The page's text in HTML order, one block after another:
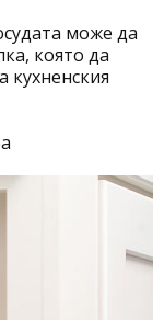
може да
която да
кухненския